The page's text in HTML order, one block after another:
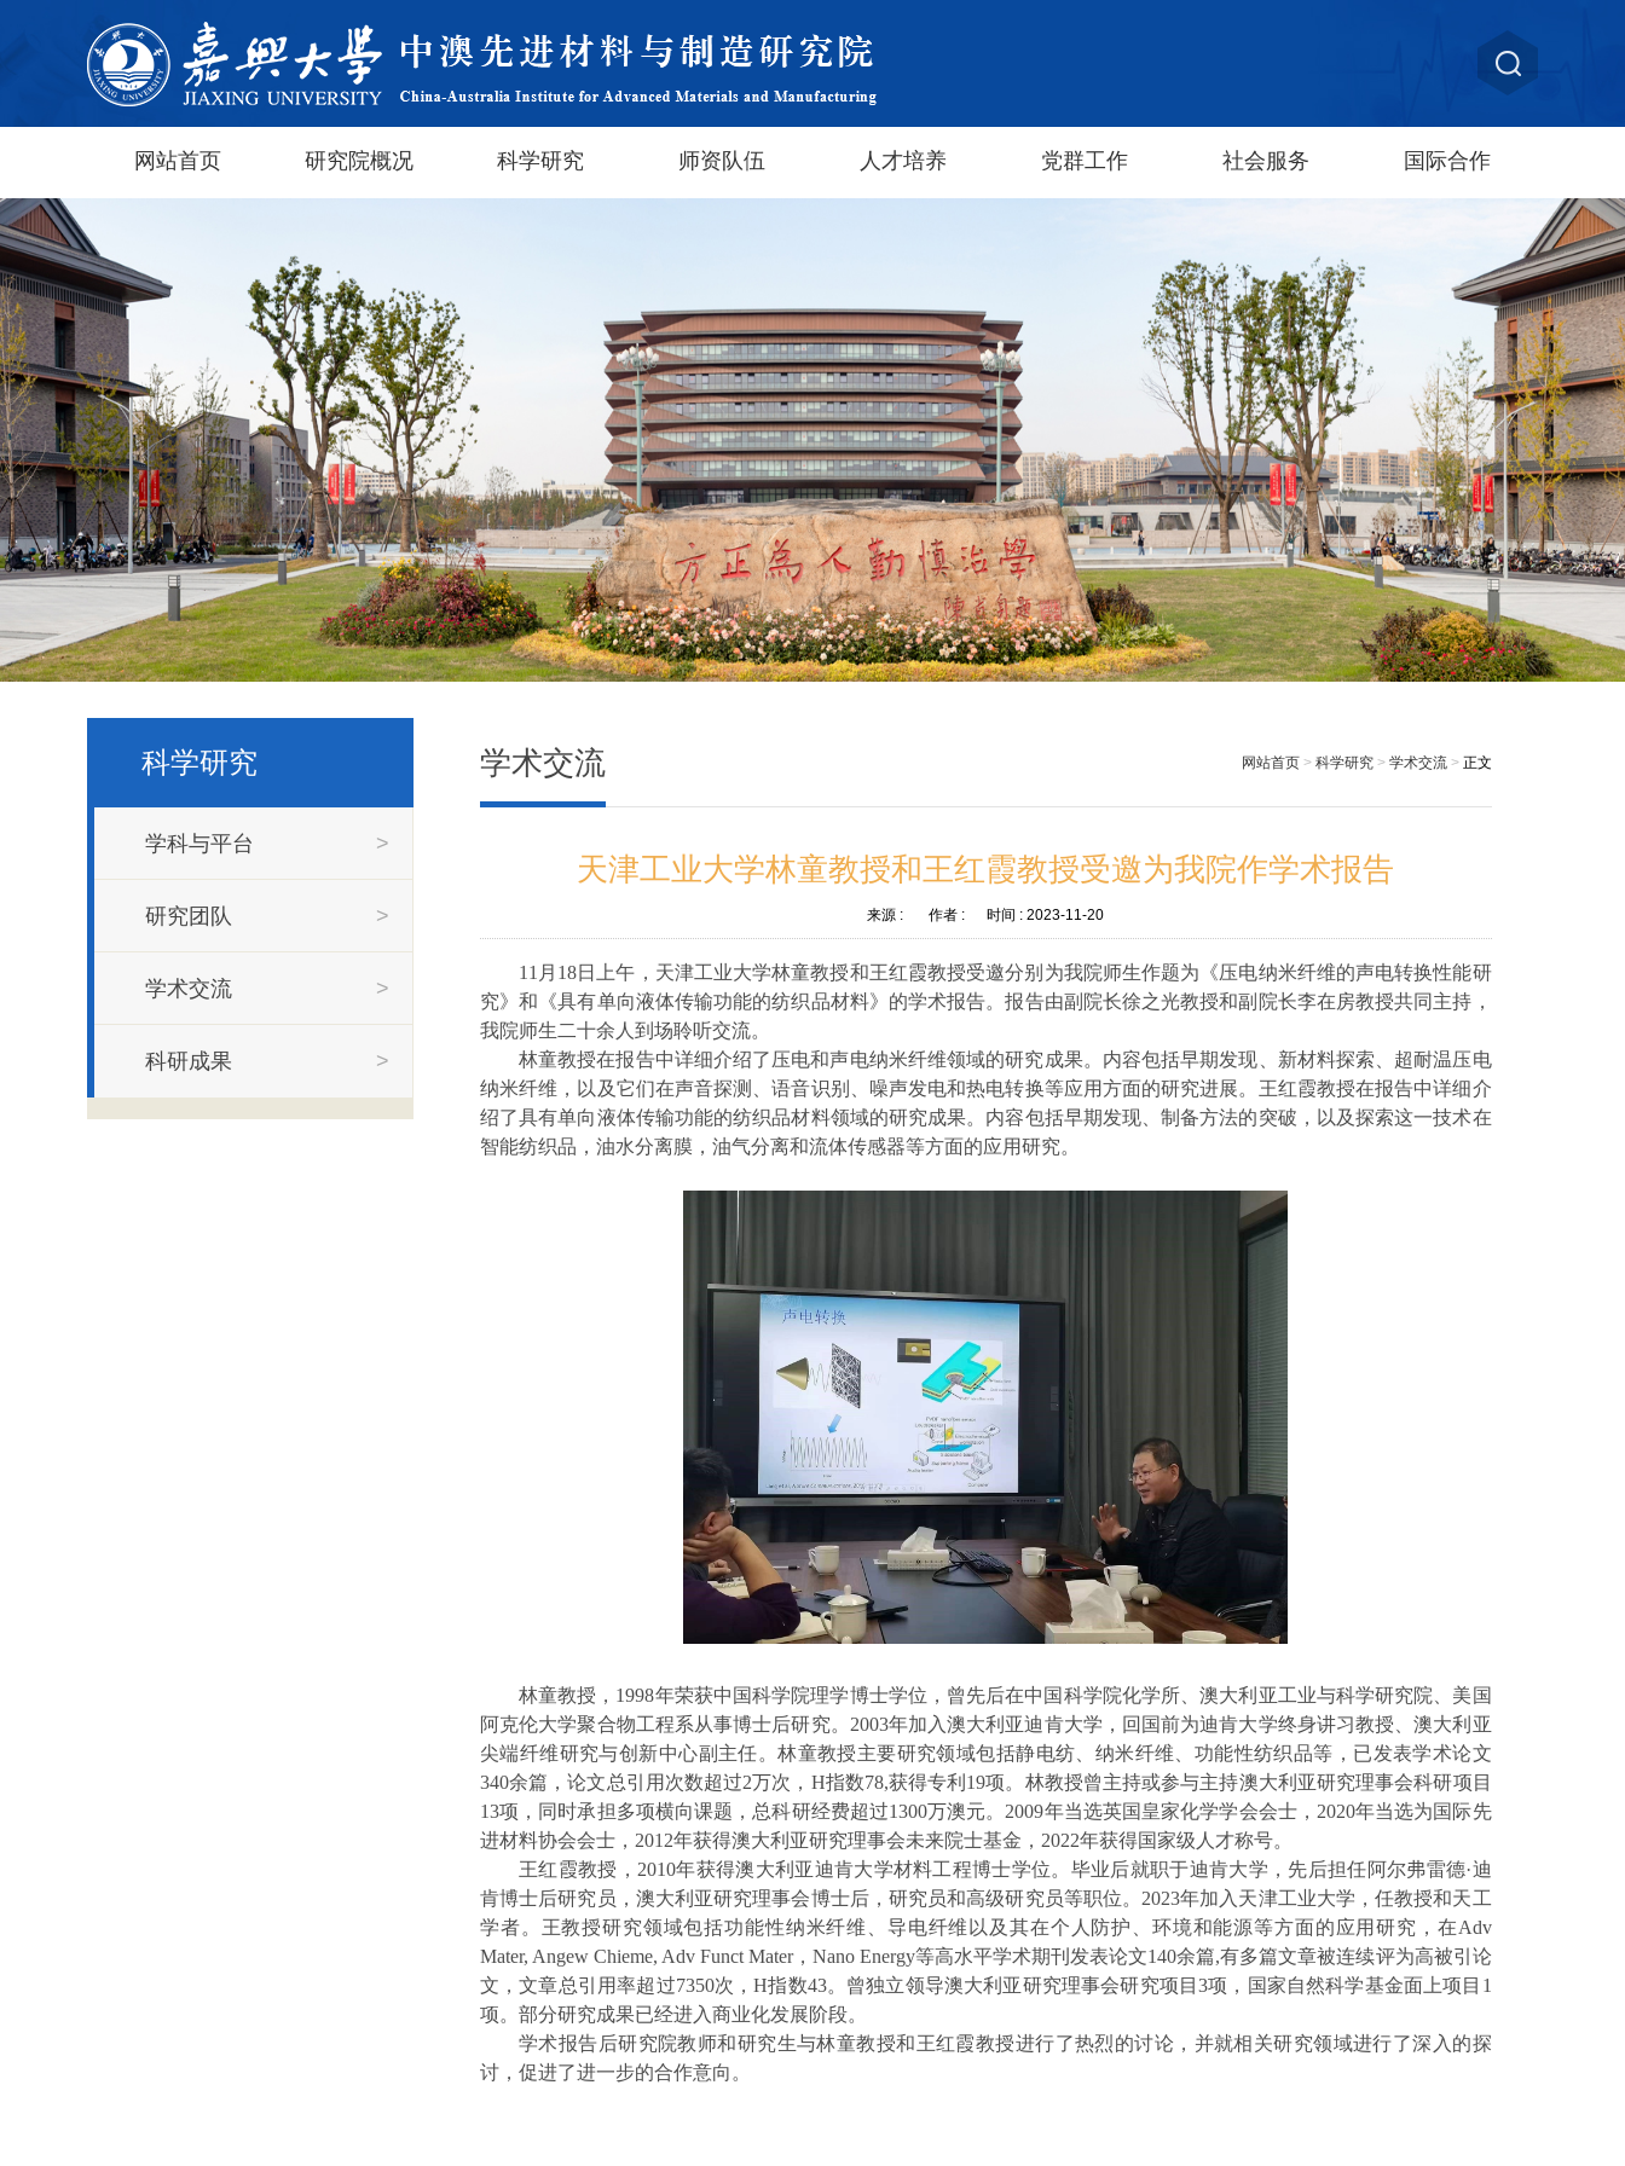
网站首页 研究院概况 科学研究 师资队伍 人才培养 党群工作 社会服务 国际合作
科学研究
学科与平台 >
研究团队 >
学术交流 >
科研成果 >
学术交流 网站首页> 科学研究> 学术交流> 正文
天津工业大学林童教授和王红霞教授受邀为我院作学术报告
来源 : 作者 : 时间 :2023-11-20
11 月 18日上午，天津工业大学林童教授和王红霞教授受邀分别为我院师生作题为《压电纳米纤维的声电转换性能研
究》和《具有单向液体传输功能的纺织品材料》的学术报告。报告由副院长徐之光教授和副院长李在房教授共同主持，
我院师生二十余人到场聆听交流。
林童教授在报告中详细介绍了压电和声电纳米纤维领域的研究成果。内容包括早期发现、新材料探索、超耐温压电
纳米纤维，以及它们在声音探测、语音识别、噪声发电和热电转换等应用方面的研究进展。王红霞教授在报告中详细介
绍了具有单向液体传输功能的纺织品材料领域的研究成果。内容包括早期发现、制备方法的突破，以及探索这一技术在
智能纺织品，油水分离膜，油气分离和流体传感器等方面的应用研究。
林童教授， 1998年荣获中国科学院理学博士学位，曾先后在中国科学院化学所、澳大利亚工业与科学研究院、美国
阿克伦大学聚合物工程系从事博士后研究。 2003年加入澳大利亚迪肯大学，回国前为迪肯大学终身讲习教授、澳大利亚
尖端纤维研究与创新中心副主任。林童教授主要研究领域包括静电纺、纳米纤维、功能性纺织品等，已发表学术论文
340余篇，论文总引用次数超过2万次， H指数78,获得专利 19项。林教授曾主持或参与主持澳大利亚研究理事会科研项目
13项，同时承担多项横向课题，总科研经费超过1300万澳元。 2009年当选英国皇家化学学会会士， 2020年当选为国际先
进材料协会会士， 2012年获得澳大利亚研究理事会未来院士基金， 2022年获得国家级人才称号。
王红霞教授， 2010年获得澳大利亚迪肯大学材料工程博士学位。毕业后就职于迪肯大学，先后担任阿尔弗雷德·迪
肯博士后研究员，澳大利亚研究理事会博士后，研究员和高级研究员等职位。 2023年加入天津工业大学，任教授和天工
学者。王教授研究领域包括功能性纳米纤维、导电纤维以及其在个人防护、环境和能源等方面的应用研究，在Adv
Mater, Angew Chieme, Adv Funct Mater，Nano Energy等高水平学术期刊发表论文140余篇,有多篇文章被连续评为高被引论
文，文章总引用率超过7350次，H指数43。曾独立领导澳大利亚研究理事会研究项目3项，国家自然科学基金面上项目 1
项。部分研究成果已经进入商业化发展阶段。
学术报告后研究院教师和研究生与林童教授和王红霞教授进行了热烈的讨论，并就相关研究领域进行了深入的探
讨，促进了进一步的合作意向。